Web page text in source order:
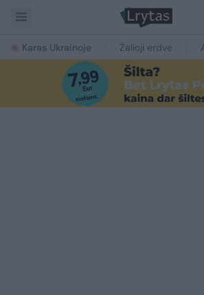
Karas Ukrainoje Žalioji erdvė